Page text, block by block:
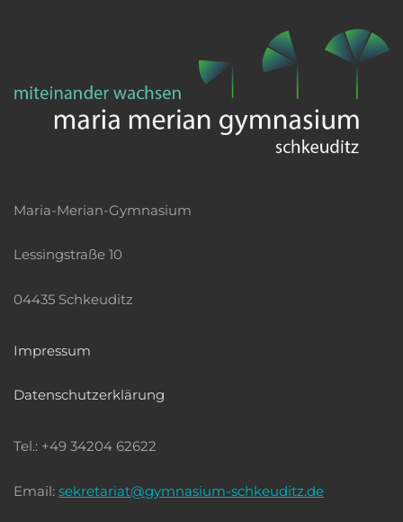
Maria-Merian-Gymnasium
Lessingstraße 10
04435 Schkeuditz
Impressum
Datenschutzerklärung
Tel.: +49 34204 62622
Email: sekretariat@gymnasium-schkeuditz.de